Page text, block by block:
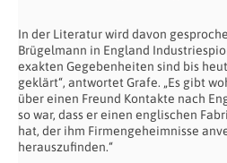
In der Literatur wird davon
Brügelmann in England
exakten Gegebenheiten sind bis
geklärt“, antwortet Grafe. „Es gibt
über einen Freund Kontakte nach
so war, dass er einen englischen
hat, der ihm Firmengeheimnisse
herauszufinden.“